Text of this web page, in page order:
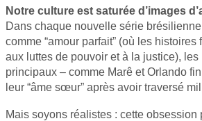
Notre culture est saturée d’images
Dans chaque nouvelle série
comme “amour parfait” (où les
aux luttes de pouvoir et à la justice),
principaux – comme Marê et Orlando
leur “âme sœur” après avoir traversé
Mais soyons réalistes : cette obsession